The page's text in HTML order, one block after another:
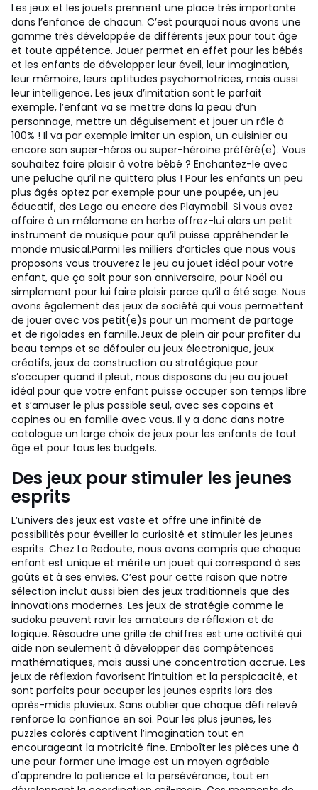
Les jeux et les jouets prennent une place très importante
dans l’enfance de chacun. C’est pourquoi nous avons une
gamme très développée de différents jeux pour tout âge
et toute appétence. Jouer permet en effet pour les bébés
et les enfants de développer leur éveil, leur imagination,
leur mémoire, leurs aptitudes psychomotrices, mais aussi
leur intelligence. Les jeux d’imitation sont le parfait
exemple, l’enfant va se mettre dans la peau d’un
personnage, mettre un déguisement et jouer un rôle à
100% ! Il va par exemple imiter un espion, un cuisinier ou
encore son super-héros ou super-héroïne préféré(e). Vous
souhaitez faire plaisir à votre bébé ? Enchantez-le avec
une peluche qu’il ne quittera plus ! Pour les enfants un peu
plus âgés optez par exemple pour une poupée, un jeu
éducatif, des Lego ou encore des Playmobil. Si vous avez
affaire à un mélomane en herbe offrez-lui alors un petit
instrument de musique pour qu’il puisse appréhender le
monde musical.Parmi les milliers d’articles que nous vous
proposons vous trouverez le jeu ou jouet idéal pour votre
enfant, que ça soit pour son anniversaire, pour Noël ou
simplement pour lui faire plaisir parce qu’il a été sage. Nous
avons également des jeux de société qui vous permettent
de jouer avec vos petit(e)s pour un moment de partage
et de rigolades en famille.Jeux de plein air pour profiter du
beau temps et se défouler ou jeux électronique, jeux
créatifs, jeux de construction ou stratégique pour
s’occuper quand il pleut, nous disposons du jeu ou jouet
idéal pour que votre enfant puisse occuper son temps libre
et s’amuser le plus possible seul, avec ses copains et
copines ou en famille avec vous. Il y a donc dans notre
catalogue un large choix de jeux pour les enfants de tout
âge et pour tous les budgets.
Des jeux pour stimuler les jeunes
esprits
L’univers des jeux est vaste et offre une infinité de
possibilités pour éveiller la curiosité et stimuler les jeunes
esprits. Chez La Redoute, nous avons compris que chaque
enfant est unique et mérite un jouet qui correspond à ses
goûts et à ses envies. C’est pour cette raison que notre
sélection inclut aussi bien des jeux traditionnels que des
innovations modernes. Les jeux de stratégie comme le
sudoku peuvent ravir les amateurs de réflexion et de
logique. Résoudre une grille de chiffres est une activité qui
aide non seulement à développer des compétences
mathématiques, mais aussi une concentration accrue. Les
jeux de réflexion favorisent l’intuition et la perspicacité, et
sont parfaits pour occuper les jeunes esprits lors des
après-midis pluvieux. Sans oublier que chaque défi relevé
renforce la confiance en soi. Pour les plus jeunes, les
puzzles colorés captivent l’imagination tout en
encourageant la motricité fine. Emboîter les pièces une à
une pour former une image est un moyen agréable
d'apprendre la patience et la persévérance, tout en